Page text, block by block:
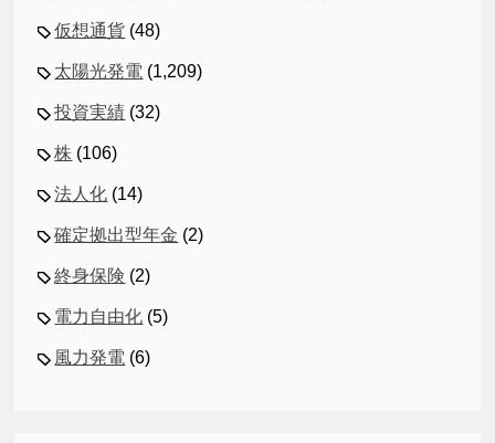
仮想通貨 (48)
太陽光発電 (1,209)
投資実績 (32)
株 (106)
法人化 (14)
確定拠出型年金 (2)
終身保険 (2)
電力自由化 (5)
風力発電 (6)